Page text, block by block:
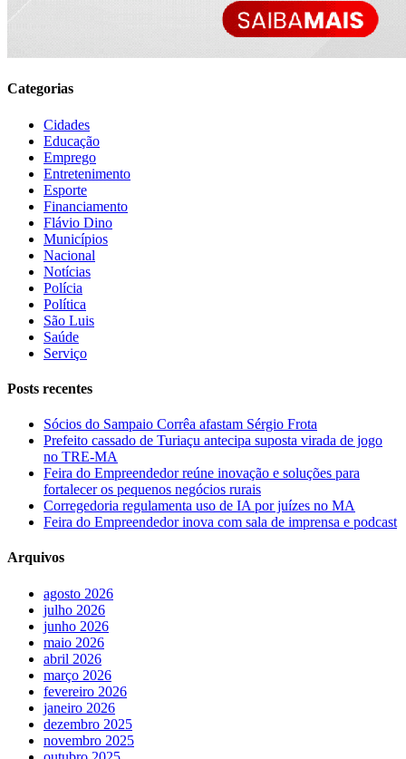
Categorias
Cidades
Educação
Emprego
Entretenimento
Esporte
Financiamento
Flávio Dino
Municípios
Nacional
Notícias
Polícia
Política
São Luis
Saúde
Serviço
Posts recentes
Sócios do Sampaio Corrêa afastam Sérgio Frota
Prefeito cassado de Turiaçu antecipa suposta virada de jogo
no TRE-MA
Feira do Empreendedor reúne inovação e soluções para
fortalecer os pequenos negócios rurais
Corregedoria regulamenta uso de IA por juízes no MA
Feira do Empreendedor inova com sala de imprensa e podcast
Arquivos
agosto 2026
julho 2026
junho 2026
maio 2026
abril 2026
março 2026
fevereiro 2026
janeiro 2026
dezembro 2025
novembro 2025